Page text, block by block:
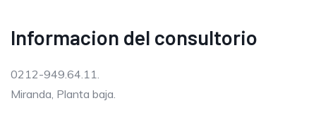
Informacion del consultorio
0212-949.64.11.
Miranda, Planta baja.